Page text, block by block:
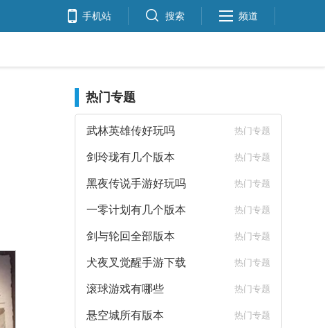
手机站 搜索 频道
热门专题
武林英雄传好玩吗 热门专题
剑玲珑有几个版本 热门专题
黑夜传说手游好玩吗 热门专题
一零计划有几个版本 热门专题
剑与轮回全部版本 热门专题
犬夜叉觉醒手游下载 热门专题
滚球游戏有哪些 热门专题
悬空城所有版本 热门专题